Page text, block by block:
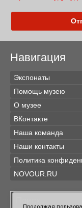
Навигация
Экспонаты
Помощь музею
О музее
ВКонтакте
Наша команда
Наши контакты
Политика
NOVOUR.RU